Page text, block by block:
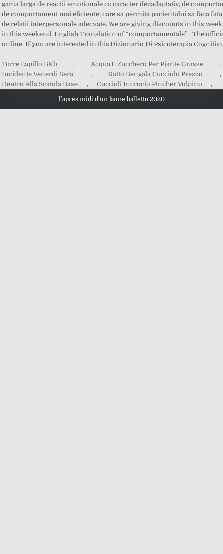
gama larga de reactii emotionale cu caracter dezadaptativ, de
de comportament mai eficiente, care sa permita pacientului sa faca
de relatii interpersonale adecvate. We are giving discounts in this
in this weekend. English Translation of “comportamentale” | The
online. If you are interested in this Dizionario Di Psicoterapia
Torre Lapillo B&b , Acqua E Zucchero Per Piante Grasse
,
Incidente Venerdì Sera
, Gatto Bengala Cucciolo Prezzo
,
Dentro Alla Scatola Base
, Cuccioli Incrocio Pincher Volpino ,
l'après midi d'un faune balletto 2020